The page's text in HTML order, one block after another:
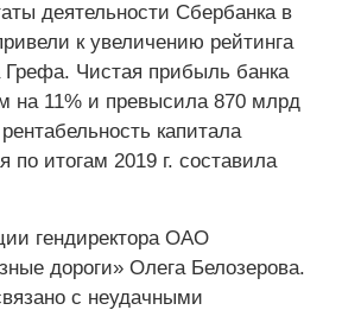
деятельности Сбербанка в
к увеличению рейтинга
Грефа. Чистая прибыль банка
на 11% и превысила 870 млрд
капитала
по итогам 2019 г. составила
гендиректора ОАО
дороги» Олега Белозерова.
с неудачными